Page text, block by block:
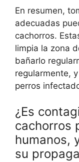
En resumen,
adecuadas
cachorros.
limpia la zona
bañarlo
regularmente,
perros
¿Es
cachorros
humanos,
su